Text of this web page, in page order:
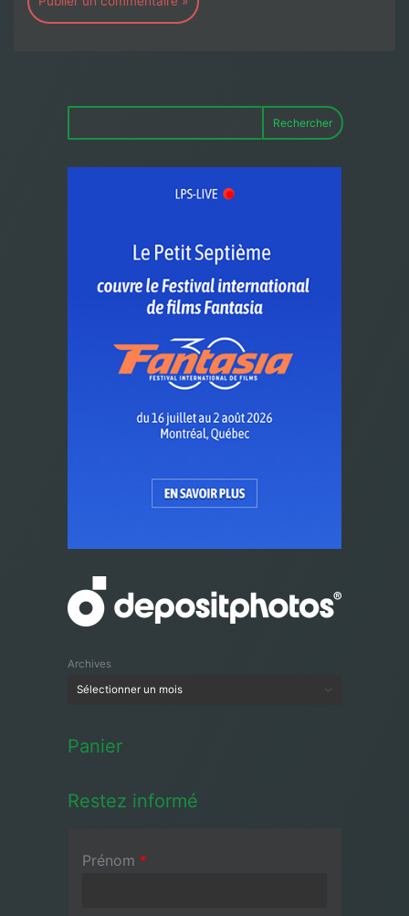
Rechercher
Archives
Panier
Restez informé
Prénom *